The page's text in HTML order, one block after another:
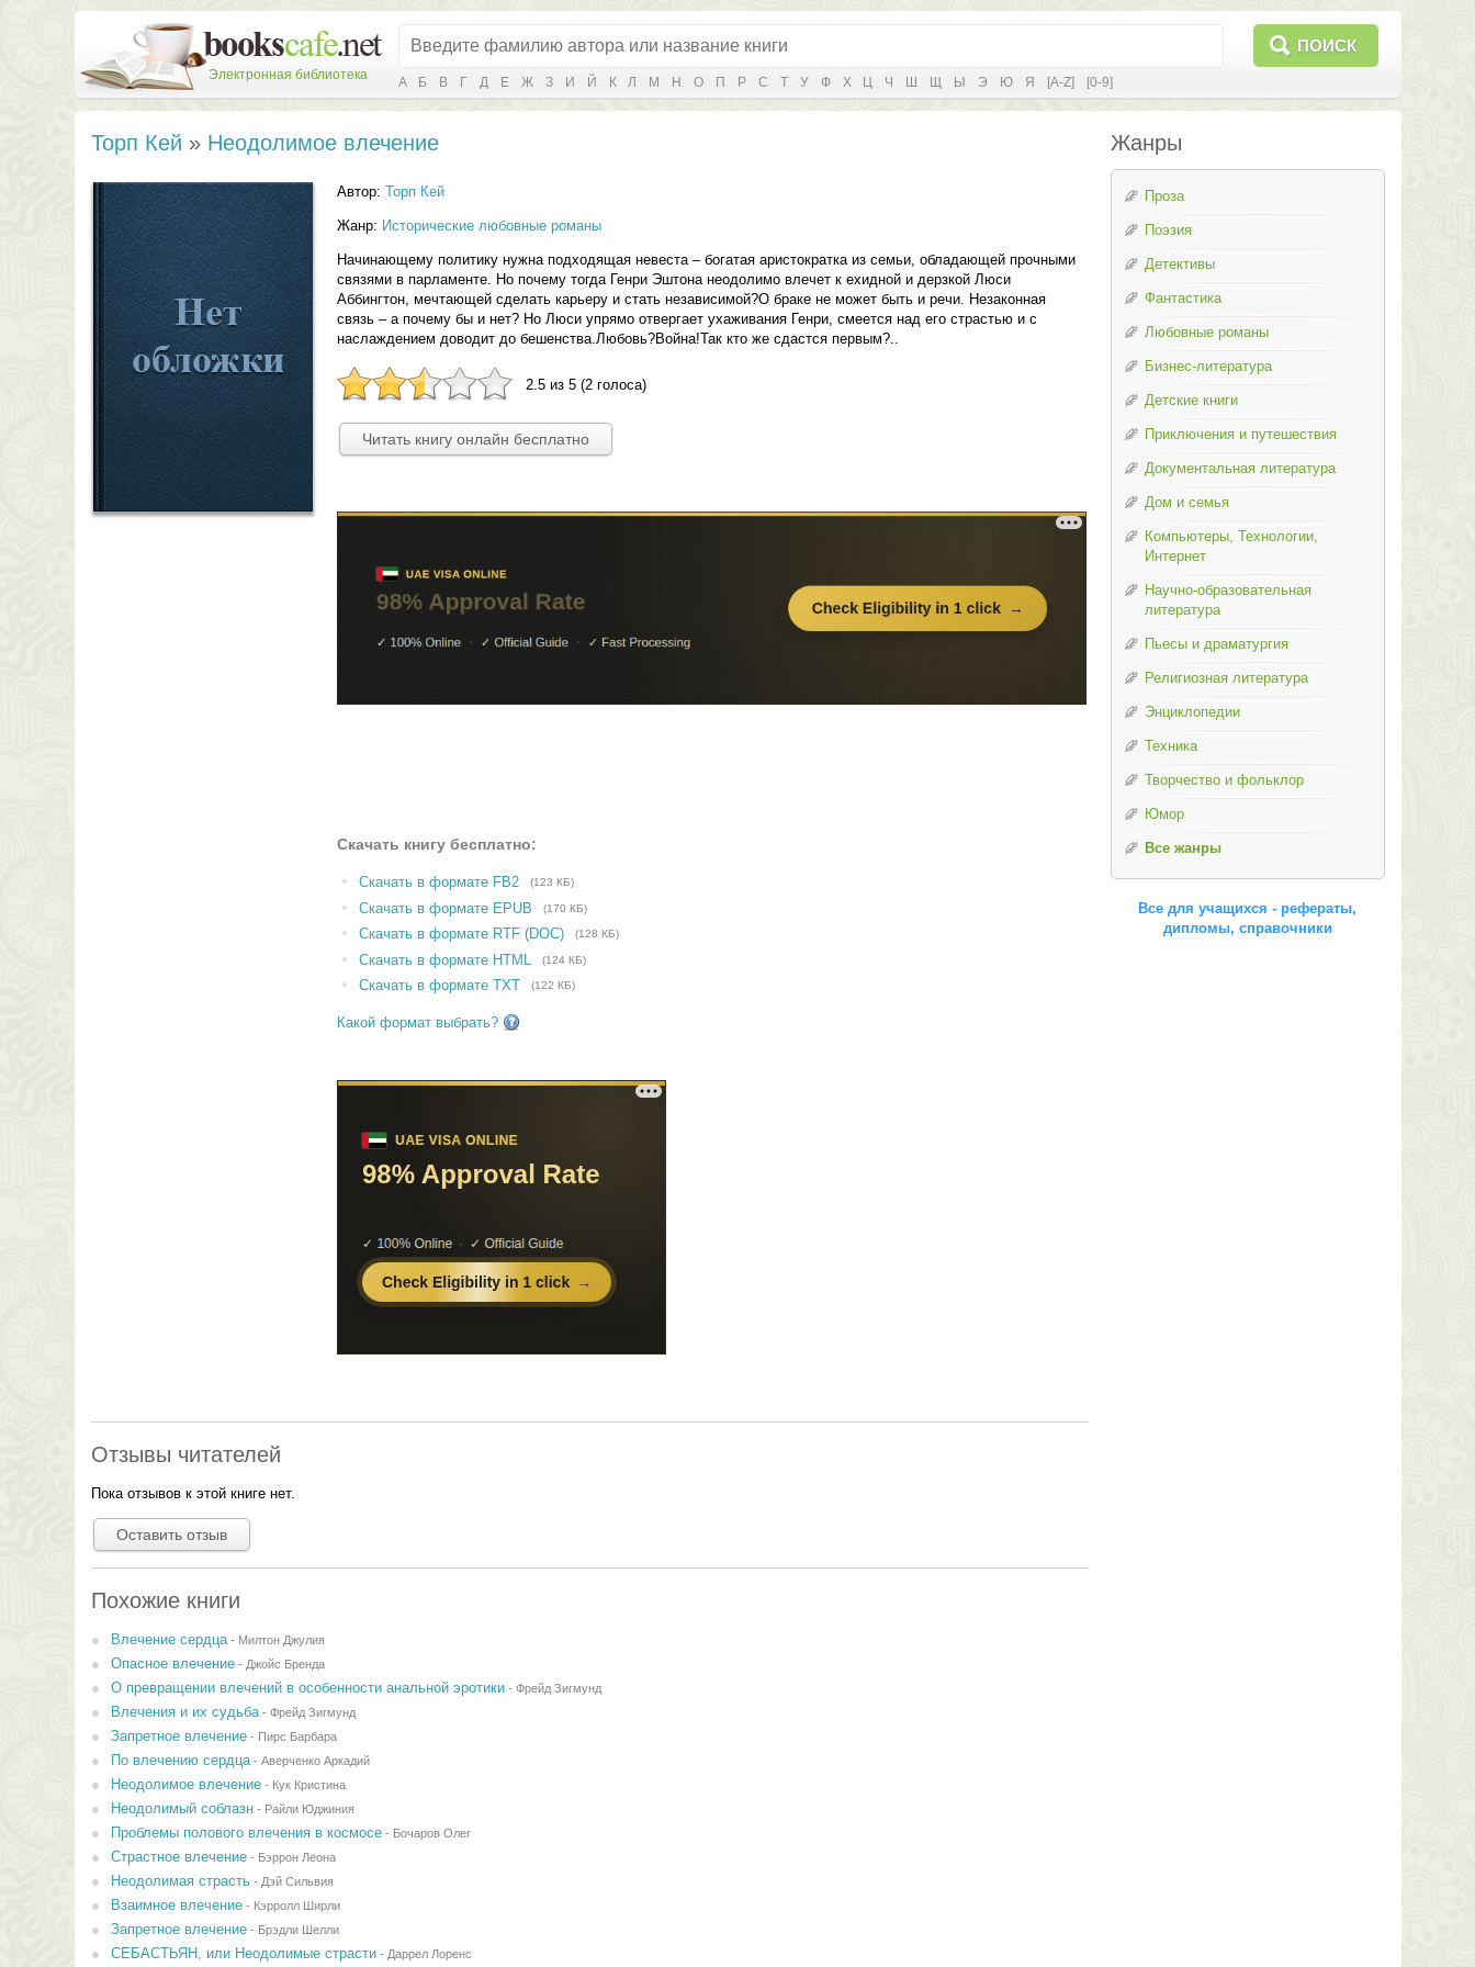
Электронная библиотека
ПОИСК
А Б В Г Д Е Ж З И Й К Л М Н О П Р С Т У Ф Х Ц Ч Ш Щ Ы Э Ю Я [A-Z] [0-9]
Торп Кей » Неодолимое влечение
Автор: Торп Кей
Жанр: Исторические любовные романы
Начинающему политику нужна подходящая невеста – богатая аристократка из семьи, обладающей прочными
связями в парламенте. Но почему тогда Генри Эштона неодолимо влечет к ехидной и дерзкой Люси
Аббингтон, мечтающей сделать карьеру и стать независимой?О браке не может быть и речи. Незаконная
связь – а почему бы и нет? Но Люси упрямо отвергает ухаживания Генри, смеется над его страстью и с
наслаждением доводит до бешенства.Любовь?Война!Так кто же сдастся первым?..
2.5 из 5 (2 голоса)
Читать книгу онлайн бесплатно
Скачать книгу бесплатно:
Скачать в формате FB2 (123 КБ)
Скачать в формате EPUB (170 КБ)
Скачать в формате RTF (DOC) (128 КБ)
Скачать в формате HTML (124 КБ)
Скачать в формате TXT (122 КБ)
Какой формат выбрать?
Отзывы читателей
Пока отзывов к этой книге нет.
Оставить отзыв
Похожие книги
Влечение сердца- Милтон Джулия
Опасное влечение- Джойс Бренда
О превращении влечений в особенности анальной эротики- Фрейд Зигмунд
Влечения и их судьба- Фрейд Зигмунд
Запретное влечение- Пирс Барбара
По влечению сердца- Аверченко Аркадий
Неодолимое влечение- Кук Кристина
Неодолимый соблазн- Райли Юджиния
Проблемы полового влечения в космосе- Бочаров Олег
Страстное влечение- Бэррон Леона
Неодолимая страсть- Дэй Сильвия
Взаимное влечение- Кэрролл Ширли
Запретное влечение- Брэдли Шелли
СЕБАСТЬЯН, или Неодолимые страсти- Даррел Лоренс
Жанры
Проза
Поэзия
Детективы
Фантастика
Любовные романы
Бизнес-литература
Детские книги
Приключения и путешествия
Документальная литература
Дом и семья
Компьютеры, Технологии,
Интернет
Научно-образовательная
литература
Пьесы и драматургия
Религиозная литература
Энциклопедии
Техника
Творчество и фольклор
Юмор
Все жанры
Все для учащихся - рефераты,
дипломы, справочники